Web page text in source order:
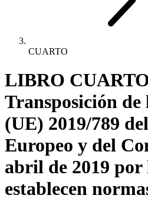
CUARTO
LIBRO CUARTO
Transposición
(UE) 2019/789
Europeo y del
abril de 2019 por
establecen